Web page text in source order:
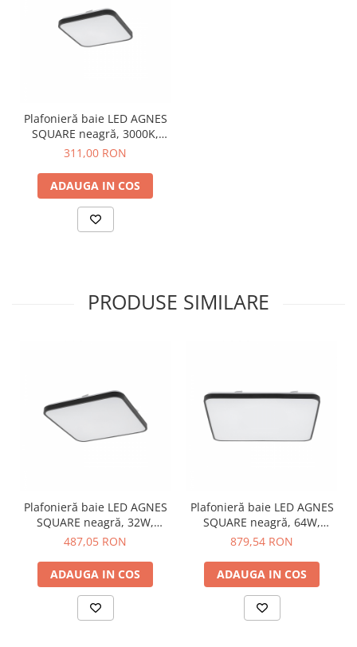
Plafonieră baie LED AGNES
SQUARE neagră, 3000K,
33.5 cm
311,00 RON
ADAUGA IN COS
PRODUSE SIMILARE
Plafonieră baie LED AGNES
SQUARE neagră, 32W,
4000K, IP44, 43.5 cm
487,05 RON
ADAUGA IN COS
Plafonieră baie LED AGNES
SQUARE neagră, 64W,
4000K, 63.5 cm
879,54 RON
ADAUGA IN COS